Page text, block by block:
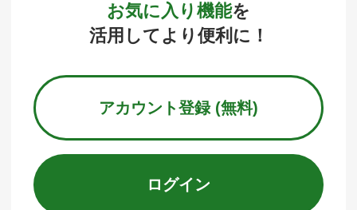
お気に入り機能を
活用してより便利に！
アカウント登録 (無料)
ログイン